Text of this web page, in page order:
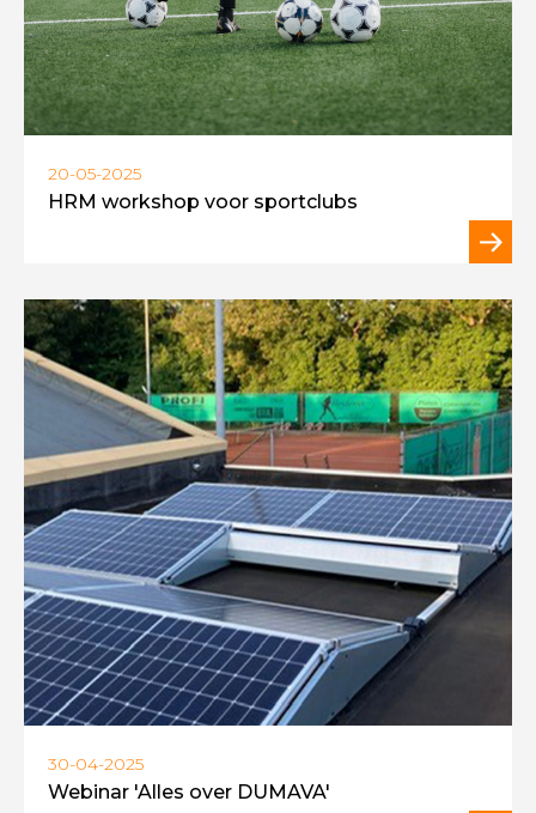
20-05-2025
HRM workshop voor sportclubs
30-04-2025
Webinar 'Alles over DUMAVA'